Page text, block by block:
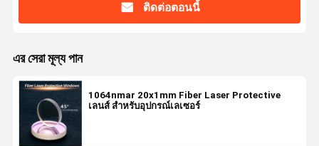
ติดต่อตอนนี้
এর সেরা মূল্য পান
1064nmar 20x1mm Fiber Laser Protective
เลนส์ สำหรับอุปกรณ์เลเซอร์